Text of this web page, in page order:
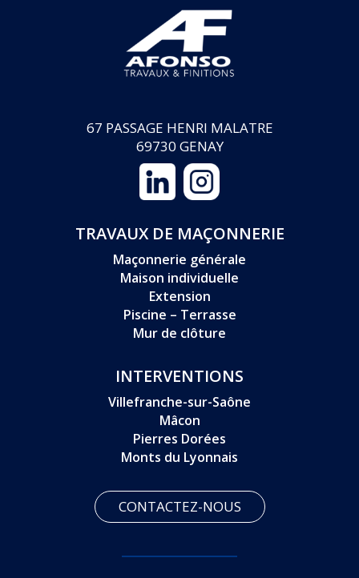
67 PASSAGE HENRI MALATRE
69730 GENAY
TRAVAUX DE MAÇONNERIE
Maçonnerie générale
Maison individuelle
Extension
Piscine – Terrasse
Mur de clôture
INTERVENTIONS
Villefranche-sur-Saône
Mâcon
Pierres Dorées
Monts du Lyonnais
CONTACTEZ-NOUS